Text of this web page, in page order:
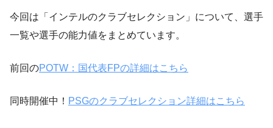
今回は「 インテルのクラブセレクション 」について、選手
一覧や選手の能力値をまとめています。
前回のPOTW：国代表FPの詳細はこちら
同時開催中！ PSGのクラブセレクション詳細はこちら